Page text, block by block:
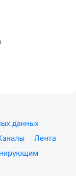
данных
Лента